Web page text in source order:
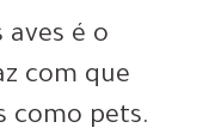
é o
com que
como pets.